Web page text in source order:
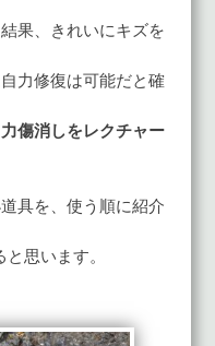
果、きれいにキズを
力修復は可能だと確
傷消しをレクチャー
具を、使う順に紹介
思います。